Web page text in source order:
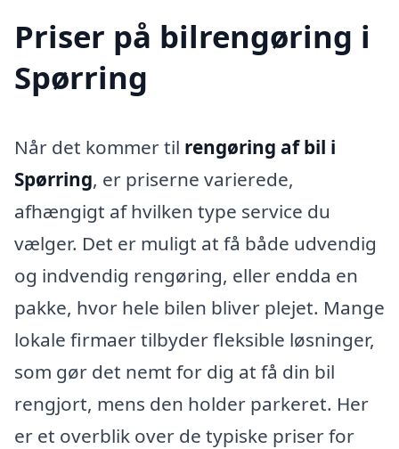
Priser på bilrengøring i
Spørring
Når det kommer til rengøring af bil i
Spørring, er priserne varierede,
afhængigt af hvilken type service du
vælger. Det er muligt at få både udvendig
og indvendig rengøring, eller endda en
pakke, hvor hele bilen bliver plejet. Mange
lokale firmaer tilbyder fleksible løsninger,
som gør det nemt for dig at få din bil
rengjort, mens den holder parkeret. Her
er et overblik over de typiske priser for